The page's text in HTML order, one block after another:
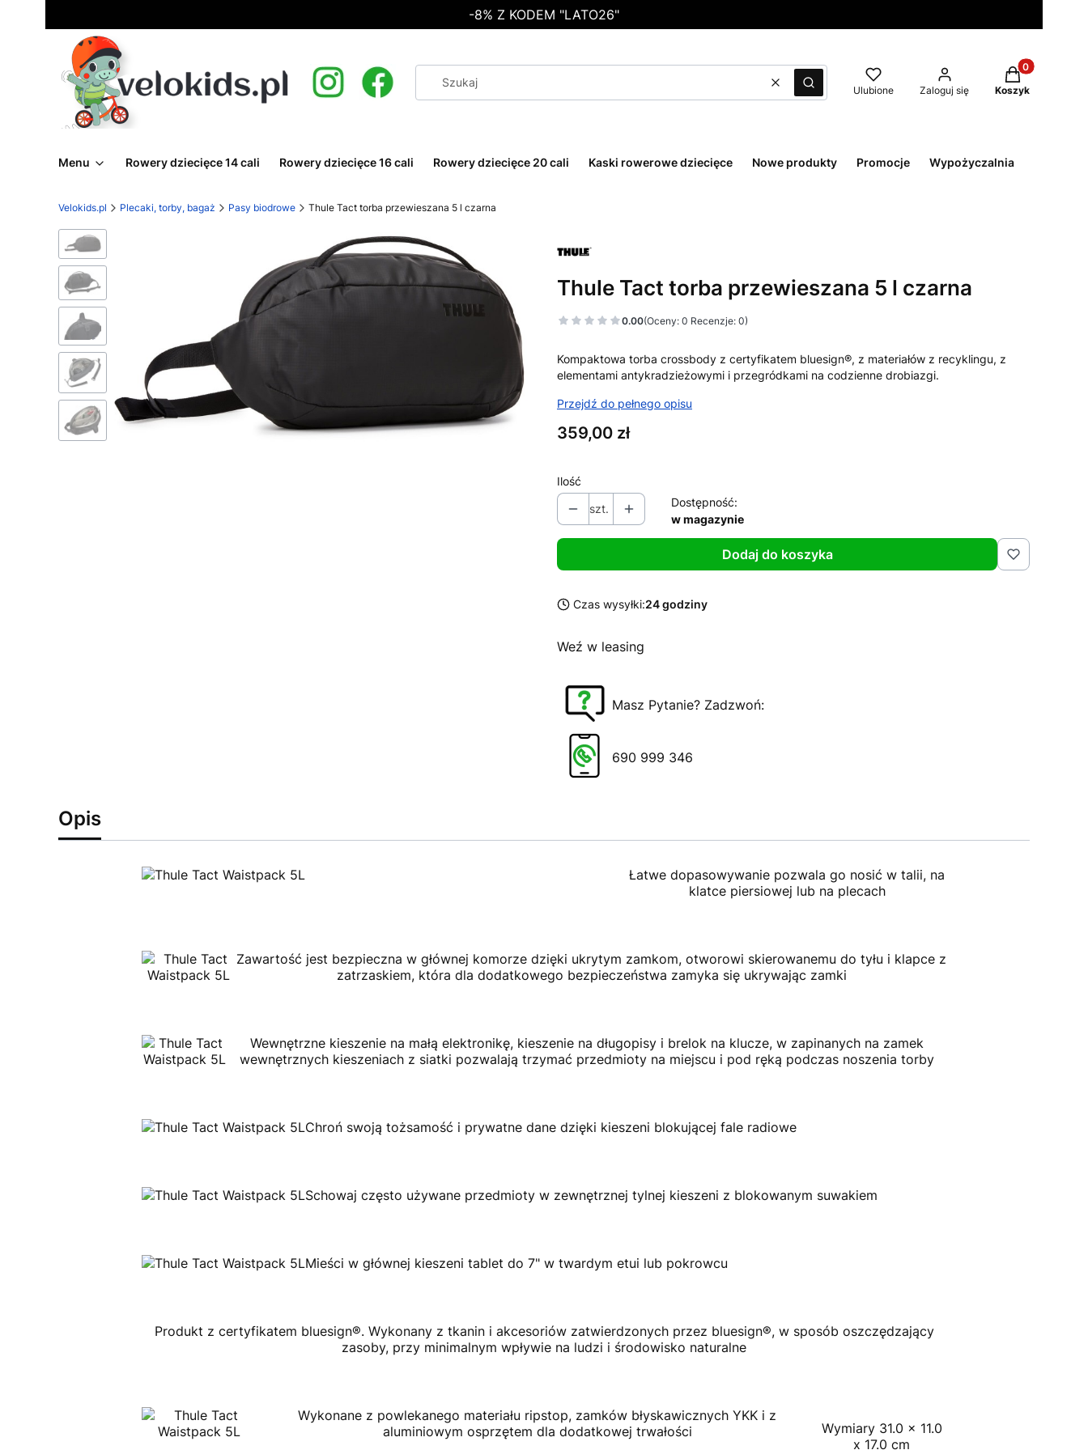
-8% Z KODEM "LATO26"
WyczyśćSzukaj Ulubione Zaloguj się
Produkty w
Koszyk
Menu Rowery dziecięce 14 cali Rowery dziecięce 16 cali Rowery dziecięce 20 cali Kaski rowerowe dziecięce Nowe produkty Promocje Wypożyczalnia
Velokids.pl Plecaki, torby, bagaż Pasy biodrowe Thule Tact torba przewieszana 5 l czarna
Thule Tact torba przewieszana 5 l czarna
0.00(Oceny: 0 Recenzje: 0)
Kompaktowa torba crossbody z certyfikatem bluesign®, z materiałów z recyklingu, z
elementami antykradzieżowymi i przegródkami na codzienne drobiazgi.
Przejdź do pełnego opisu
Cena
359,00 zł
Ilość
szt.
Dostępność:
w magazynie
Dodaj do koszyka
Czas wysyłki:24 godziny
Weź w leasing
Masz Pytanie? Zadzwoń:
690 999 346
Opis
Łatwe dopasowywanie pozwala go nosić w talii, na
klatce piersiowej lub na plecach
Zawartość jest bezpieczna w głównej komorze dzięki ukrytym zamkom, otworowi skierowanemu do tyłu i klapce z
zatrzaskiem, która dla dodatkowego bezpieczeństwa zamyka się ukrywając zamki
Wewnętrzne kieszenie na małą elektronikę, kieszenie na długopisy i brelok na klucze, w zapinanych na zamek
wewnętrznych kieszeniach z siatki pozwalają trzymać przedmioty na miejscu i pod ręką podczas noszenia torby
Chroń swoją tożsamość i prywatne dane dzięki kieszeni blokującej fale radiowe
Schowaj często używane przedmioty w zewnętrznej tylnej kieszeni z blokowanym suwakiem
Mieści w głównej kieszeni tablet do 7" w twardym etui lub pokrowcu
Produkt z certyfikatem bluesign®. Wykonany z tkanin i akcesoriów zatwierdzonych przez bluesign®, w sposób oszczędzający
zasoby, przy minimalnym wpływie na ludzi i środowisko naturalne
Wykonane z powlekanego materiału ripstop, zamków błyskawicznych YKK i z
aluminiowym osprzętem dla dodatkowej trwałości
Wymiary 31.0 x 11.0
x 17.0 cm